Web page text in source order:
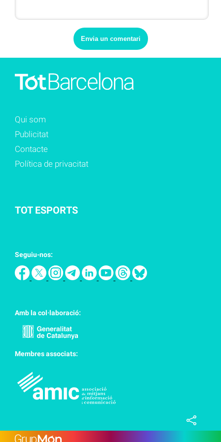
Qui som
Publicitat
Contacte
Política de privacitat
TOT ESPORTS
Seguiu-nos:
Amb la col·laboració:
Membres associats: